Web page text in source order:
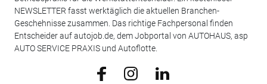
NEWSLETTER fasst werktäglich die aktuellen Branchen-
Geschehnisse zusammen. Das richtige Fachpersonal finden
Entscheider auf autojob.de, dem Jobportal von AUTOHAUS, asp
AUTO SERVICE PRAXIS und Autoflotte.